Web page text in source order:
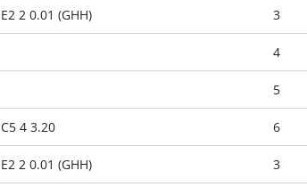
E2 2 0.01 (GHH) 3
4
5
C5 4 3.20 6
E2 2 0.01 (GHH) 3